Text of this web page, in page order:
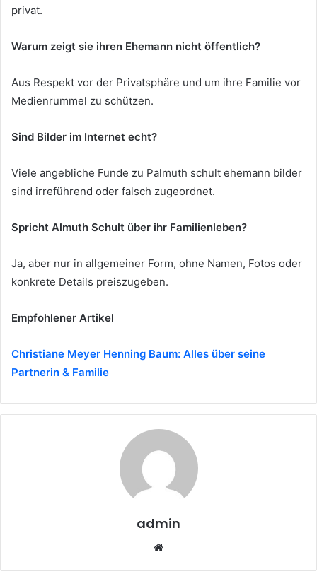
privat.
Warum zeigt sie ihren Ehemann nicht öffentlich?
Aus Respekt vor der Privatsphäre und um ihre Familie vor
Medienrummel zu schützen.
Sind Bilder im Internet echt?
Viele angebliche Funde zu Palmuth schult ehemann bilder
sind irreführend oder falsch zugeordnet.
Spricht Almuth Schult über ihr Familienleben?
Ja, aber nur in allgemeiner Form, ohne Namen, Fotos oder
konkrete Details preiszugeben.
Empfohlener Artikel
Christiane Meyer Henning Baum: Alles über seine
Partnerin & Familie
admin